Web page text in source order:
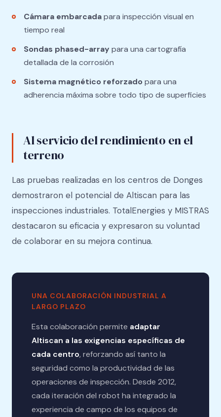
Cámara embarcadapara inspección visual en
tiempo real
Sondas phased-array para una cartografía
detallada de la corrosión
Sistema magnético reforzado para una
adherencia máxima sobre todo tipo de superficies
Al servicio del rendimiento en el
terreno
Las pruebas realizadas en los centros de Donges
demostraron el potencial de Altiscan para las
inspecciones industriales. TotalEnergies y MISTRAS
destacaron su eficacia y expresaron su voluntad
de colaborar en su mejora continua.
UNA COLABORACIÓN INDUSTRIAL A
LARGO PLAZO
Esta colaboración permite adaptar
Altiscan a las exigencias específicas de
cada centro, reforzando así tanto la
seguridad como la productividad de las
operaciones de inspección. Desde 2012,
cada iteración del robot ha integrado la
experiencia de campo de los equipos de